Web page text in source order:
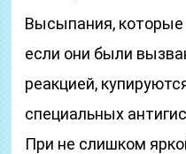
Высыпания,
если они были
реакцией,
специальных
При не слишком